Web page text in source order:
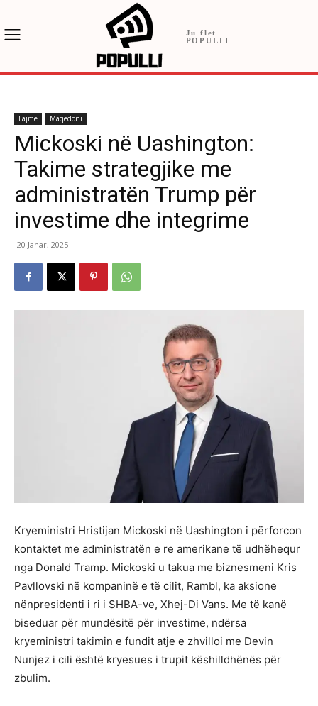
Ju flet
POPULLI
Lajme Maqedoni
Mickoski në Uashington:
Takime strategjike me
administratën Trump për
investime dhe integrime
20 Janar, 2025
Kryeministri Hristijan Mickoski në Uashington i përforcon
kontaktet me administratën e re amerikane të udhëhequr
nga Donald Tramp. Mickoski u takua me biznesmeni Kris
Pavllovski në kompaninë e të cilit, Rambl, ka aksione
nënpresidenti i ri i SHBA-ve, Xhej-Di Vans. Me të kanë
biseduar për mundësitë për investime, ndërsa
kryeministri takimin e fundit atje e zhvilloi me Devin
Nunjez i cili është kryesues i trupit këshilldhënës për
zbulim.